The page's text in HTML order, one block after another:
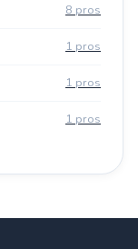
8 pros
1 pros
1 pros
1 pros